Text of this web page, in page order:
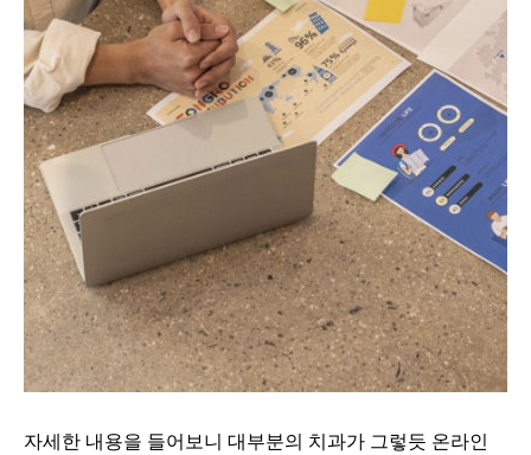
자세한 내용을 들어보니 대부분의 치과가 그렇듯 온라인